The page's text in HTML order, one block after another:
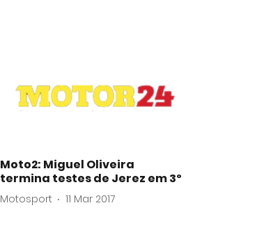
Moto2: Miguel Oliveira
termina testes de Jerez em 3º
Motosport 11 Mar 2017